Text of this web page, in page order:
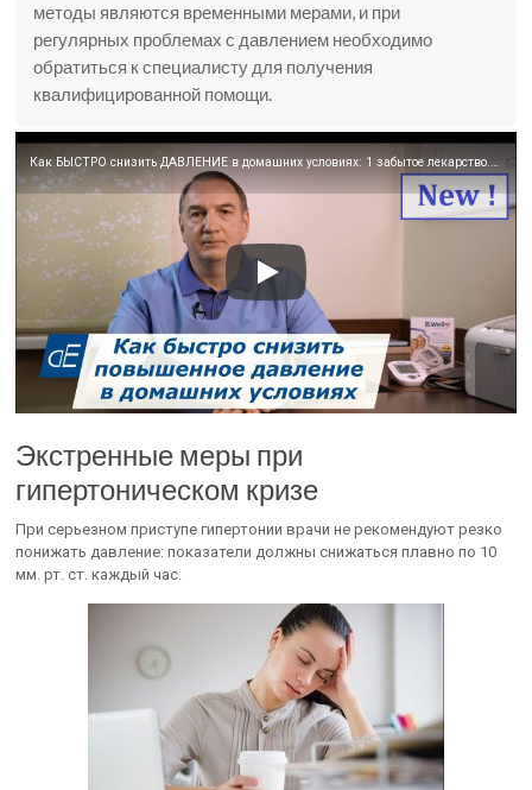
методы являются временными мерами, и при
регулярных проблемах с давлением необходимо
обратиться к специалисту для получения
квалифицированной помощи.
Как БЫСТРО снизить ДАВЛЕНИЕ в домашних условиях: 1 забытое лекарство. Можно ли обойтись без лекарств
Экстренные меры при
гипертоническом кризе
При серьезном приступе гипертонии врачи не рекомендуют резко
понижать давление: показатели должны снижаться плавно по 10
мм. рт. ст. каждый час.